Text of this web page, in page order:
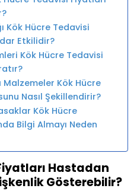
Kök Hücre Tedavisi
Etkilidir?
Kök Hücre Tedavisi
Malzemeler Kök Hücre
Nasıl Şekillendirir?
Kök Hücre
Bilgi Almayı Neden
Hastadan
Gösterebilir?